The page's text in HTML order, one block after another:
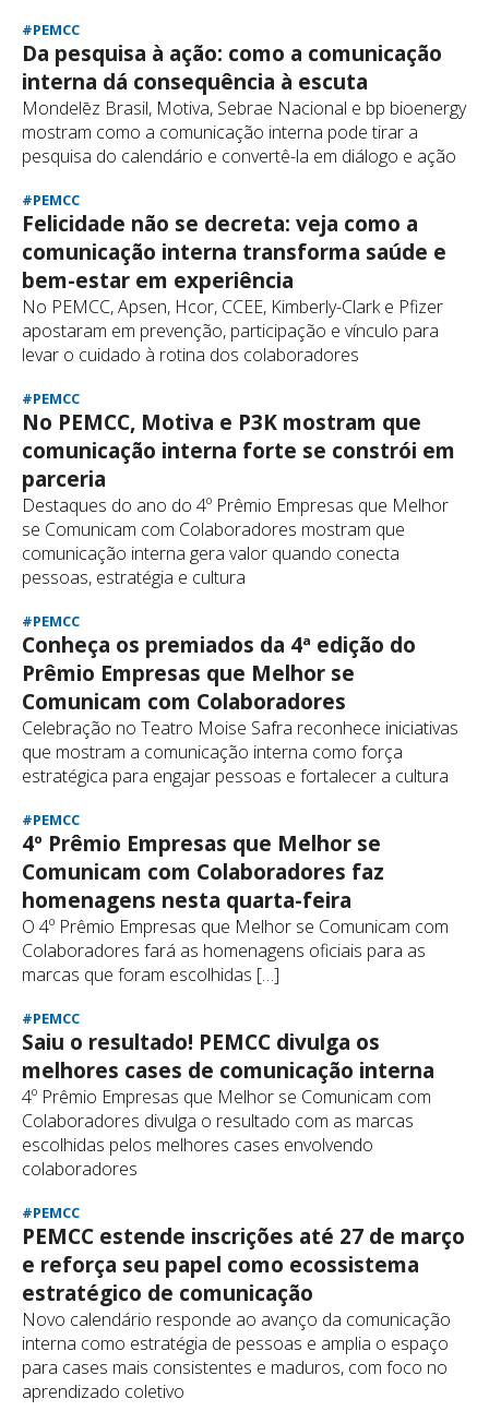
#PEMCC
Da pesquisa à ação: como a comunicação
interna dá consequência à escuta
Mondelēz Brasil, Motiva, Sebrae Nacional e bp bioenergy
mostram como a comunicação interna pode tirar a
pesquisa do calendário e convertê-la em diálogo e ação
#PEMCC
Felicidade não se decreta: veja como a
comunicação interna transforma saúde e
bem-estar em experiência
No PEMCC, Apsen, Hcor, CCEE, Kimberly-Clark e Pfizer
apostaram em prevenção, participação e vínculo para
levar o cuidado à rotina dos colaboradores
#PEMCC
No PEMCC, Motiva e P3K mostram que
comunicação interna forte se constrói em
parceria
Destaques do ano do 4º Prêmio Empresas que Melhor
se Comunicam com Colaboradores mostram que
comunicação interna gera valor quando conecta
pessoas, estratégia e cultura
#PEMCC
Conheça os premiados da 4ª edição do
Prêmio Empresas que Melhor se
Comunicam com Colaboradores
Celebração no Teatro Moise Safra reconhece iniciativas
que mostram a comunicação interna como força
estratégica para engajar pessoas e fortalecer a cultura
#PEMCC
4º Prêmio Empresas que Melhor se
Comunicam com Colaboradores faz
homenagens nesta quarta-feira
O 4º Prêmio Empresas que Melhor se Comunicam com
Colaboradores fará as homenagens oficiais para as
marcas que foram escolhidas […]
#PEMCC
Saiu o resultado! PEMCC divulga os
melhores cases de comunicação interna
4º Prêmio Empresas que Melhor se Comunicam com
Colaboradores divulga o resultado com as marcas
escolhidas pelos melhores cases envolvendo
colaboradores
#PEMCC
PEMCC estende inscrições até 27 de março
e reforça seu papel como ecossistema
estratégico de comunicação
Novo calendário responde ao avanço da comunicação
interna como estratégia de pessoas e amplia o espaço
para cases mais consistentes e maduros, com foco no
aprendizado coletivo